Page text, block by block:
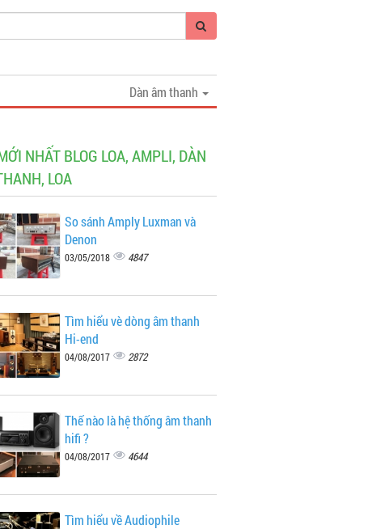
Dàn âm thanh
NHẤT BLOG LOA, AMPLI, DÀN
LOA
So sánh Amply Luxman và
Denon
03/05/2018 4847
Tìm hiểu vè dòng âm thanh
Hi-end
04/08/2017 2872
Thế nào là hệ thống âm thanh
hifi ?
04/08/2017 4644
Tìm hiểu về Audiophile